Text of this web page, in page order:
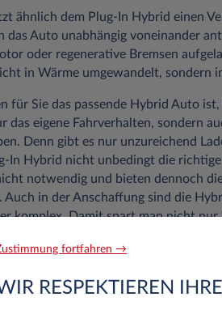
ähnlich dem Plug-In Hybrid einen
das Auto unabhängig voneinander
oder regenerative Bremsen
in Wärme umgewandelt, sondern
für Sie das passende Hybrid Auto
das eigene Fahrverhalten, sondern
Denn gibt es nur unzureichend
In Hybrid nicht unbedingt die
notwendig und bieten dennoch
in der Anschaffung sind die
komplex. Damit spart man nicht
Die
effizienter und
fortfahren →
RESPEKTIEREN